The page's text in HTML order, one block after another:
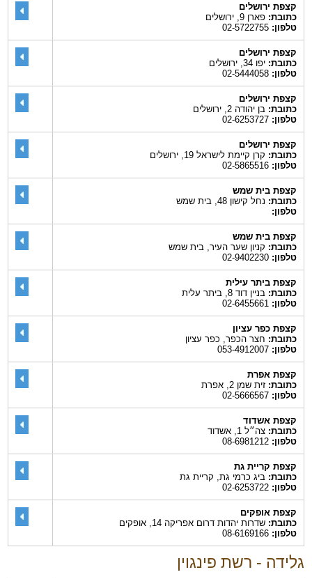
קצפת ירושלים
כתובת:פארן 9, ירושלים
טלפון:02-5722755
קצפת ירושלים
כתובת:יפו 34, ירושלים
טלפון:02-5444058
קצפת ירושלים
כתובת:בן יהודה 2, ירושלים
טלפון:02-6253727
קצפת ירושלים
כתובת:קרן קיימת לישראל 19, ירושלים
טלפון:02-5865516
קצפת בית שמש
כתובת:נחל קישון 48, בית שמש
טלפון:
קצפת בית שמש
כתובת:קניון שער העיר, בית שמש
טלפון:02-9402230
קצפת ביתר עילית
כתובת:בניין דוד 8, ביתר עלית
טלפון:02-6455661
קצפת כפר עציון
כתובת:חצר הכפר, כפר עציון
טלפון:053-4912007
קצפת אפרת
כתובת:זית שמן 2, אפרת
טלפון:02-5666567
קצפת אשדוד
כתובת:צה״ל 1, אשדוד
טלפון:08-6981212
קצפת קריית גת
כתובת:ביג כרמי גת, קריית גת
טלפון:02-6253722
קצפת אופקים
כתובת:שדרות יהדות דרום אפריקה 14, אופקים
טלפון:08-6169166
גלידה - רשת פינגוין